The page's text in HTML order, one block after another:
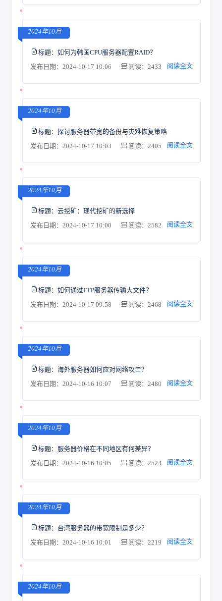
2024年10月
标题： 如何为韩国CPU服务器配置RAID？
发布日期：2024-10-17 10:06
阅读：2433 阅读全文
2024年10月
标题： 探讨服务器带宽的备份与灾难恢复策略
发布日期：2024-10-17 10:03
阅读：2405 阅读全文
2024年10月
标题： 云挖矿：现代挖矿的新选择
发布日期：2024-10-17 10:00
阅读：2582 阅读全文
2024年10月
标题： 如何通过FTP服务器传输大文件？
发布日期：2024-10-17 09:58
阅读：2468 阅读全文
2024年10月
标题： 海外服务器如何应对网络攻击？
发布日期：2024-10-16 10:07
阅读：2480 阅读全文
2024年10月
标题： 服务器价格在不同地区有何差异？
发布日期：2024-10-16 10:05
阅读：2524 阅读全文
2024年10月
标题： 台湾服务器的带宽限制是多少？
发布日期：2024-10-16 10:01
阅读：2219 阅读全文
2024年10月